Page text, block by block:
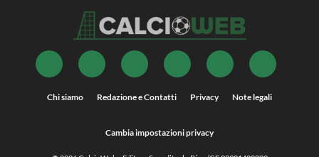
Chi siamo Redazione e Contatti Privacy Note legali
Cambia impostazioni privacy